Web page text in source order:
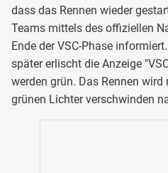
dass das Rennen wieder
Teams mittels des offiziellen
Ende der VSC-Phase
später erlischt die Anzeige
werden grün. Das Rennen
grünen Lichter verschwinden